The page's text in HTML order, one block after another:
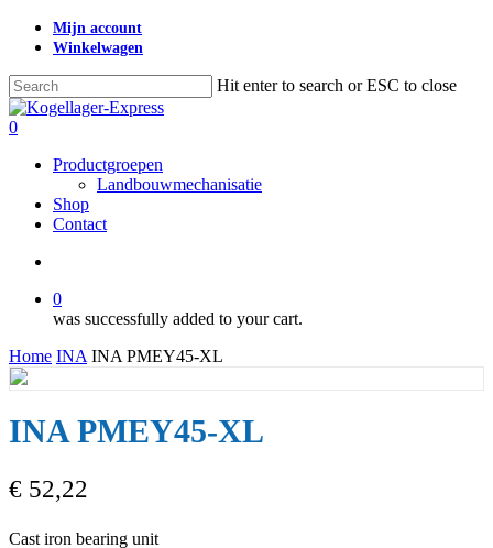
Skip
content
Mijn account
Winkelwagen
Hit enter to search or ESC to close
Close
Search
search
0
Productgroepen
Landbouwmechanisatie
Shop
Contact
0
was successfully added to your cart.
Home INA INA PMEY45-XL
INA PMEY45-XL
€ 52,22
Cast iron bearing unit